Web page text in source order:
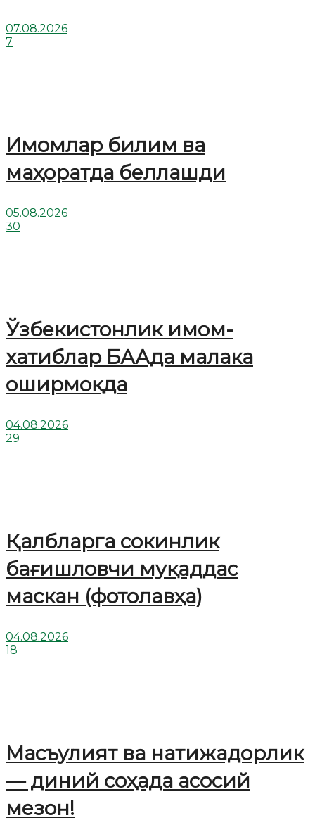
07.08.2026
7
Имомлар билим ва
маҳоратда беллашди
05.08.2026
30
Ўзбекистонлик имом-
хатиблар БААда малака
оширмоқда
04.08.2026
29
Қалбларга сокинлик
бағишловчи муқаддас
маскан (фотолавҳа)
04.08.2026
18
Масъулият ва натижадорлик
— диний соҳада асосий
мезон!